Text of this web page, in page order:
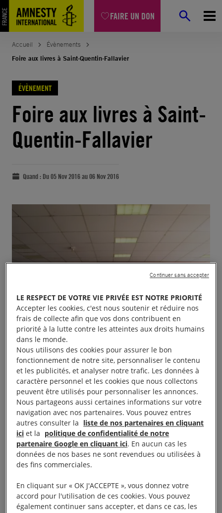
FAIRE UN DON
Accueil
Évènements
Foire aux livres à Saint-Quentin-Fallavier
ÉVÈNEMENT
Foire aux livres à Saint-
Quentin-Fallavier
Quand : Du 05 Nov 2016 au 06 Nov 2016
Vente de livres d’occasion enfants et adultes :
romans, documents, policiers, etc… Les livres sont
genres… Le produit de cette vente nous permet de
financer les actions du groupe. Samedi de 14h à
LE RESPECT DE VOTRE VIE PRIVÉE EST NOTRE PRIORITÉ
Accepter les cookies, c'est nous soutenir et réduire nos
frais de collecte afin que vos dons contribuent en
priorité à la lutte contre les atteintes aux droits humains
dans le monde.
Nous utilisons des cookies pour assurer le bon
fonctionnement de notre site, personnaliser le contenu
et les publicités, et analyser notre trafic. Les données à
caractère personnel et les cookies que nous collectons
peuvent être utilisés pour personnaliser les annonces.
Nous partageons aussi certaines informations sur votre
navigation avec nos partenaires. Vous pouvez entres
autres consulter la liste de nos partenaires en cliquant
ici et la politique de confidentialité de notre
partenaire Google en cliquant ici. En aucun cas les
données de nos bases ne sont revendues ou utilisées à
des fins commerciales.
En cliquant sur « OK J'ACCEPTE », vous donnez votre
accord pour l'utilisation de ces cookies. Vous pouvez
également continuer sans accepter, et dans ce cas, les
Continuer sans accepter